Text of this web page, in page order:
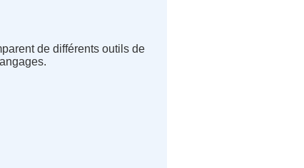
de différents outils de